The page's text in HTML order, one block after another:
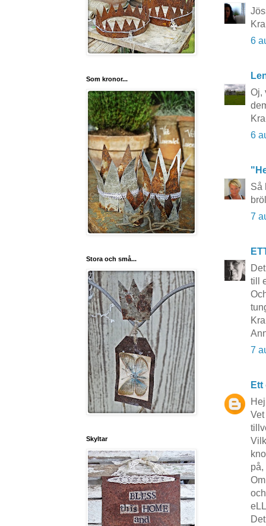
6
Oj,
6
Så
7
till
7
på,
Som kronor...
Stora och små...
Skyltar